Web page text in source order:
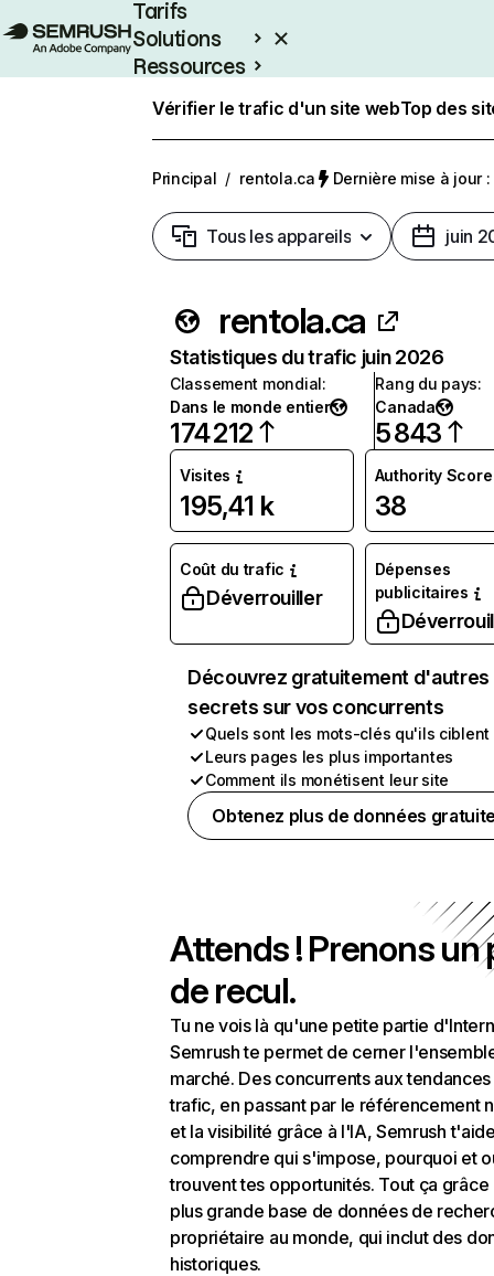
Tarifs
Solutions
Ressources
Vérifier le trafic d'un site webTop des
Principal / rentola.ca Dernière mise à jour
Tous les appareils juin
rentola.ca
Statistiques du trafic juin 2026
Classement mondial:
Dans le monde entier
174 212
Rang du pays:
Canada
5 843
Visites
195,41 k
Authority Score
38
Coût du trafic
Déverrouiller
Dépenses
publicitaires
Découvrez gratuitement d'autres
secrets sur vos concurrents
Quels sont les mots-clés qu'ils ciblent
Leurs pages les plus importantes
Comment ils monétisent leur site
Obtenez plus de données
Attends ! Prenons un
de recul.
Tu ne vois là qu'une petite partie
Semrush te permet de cerner
marché. Des concurrents aux
trafic, en passant par le référencement
et la visibilité grâce à l'IA, Semrush
comprendre qui s'impose, pourquoi et
trouvent tes opportunités. Tout ça grâce
plus grande base de données de
propriétaire au monde, qui inclut des
historiques.